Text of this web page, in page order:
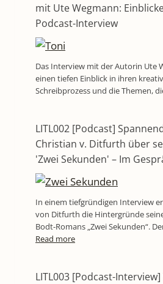
mit Ute Wegmann:
Podcast-Interview
Das Interview mit der Autorin Ute
einen tiefen Einblick in ihren
Schreibprozess und die Themen,
LITL002 [Podcast]
Christian v. Ditfurth über
'Zwei Sekunden' – Im
In einem tiefgründigen Interview
von Ditfurth die Hintergründe
Bodt-Romans „Zwei Sekunden“.
Read more
LITL003 [Podcast-